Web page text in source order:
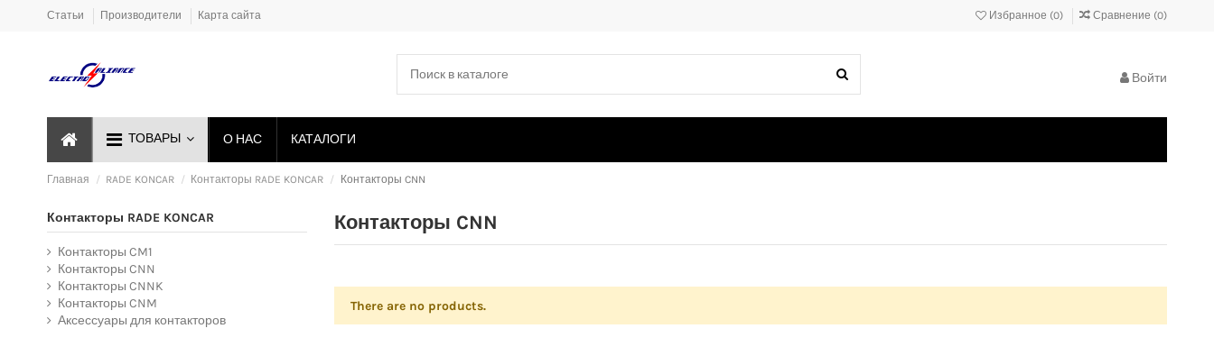
Статьи Производители Карта сайта Избранное (0) Сравнение (0)
Войти
ТОВАРЫ О НАС КАТАЛОГИ
Главная RADE KONCAR Контакторы RADE KONCAR Контакторы CNN
Контакторы CNN
There are no products.
Контакторы RADE KONCAR
Контакторы CM1
Контакторы CNN
Контакторы CNNK
Контакторы CNM
Аксессуары для контакторов